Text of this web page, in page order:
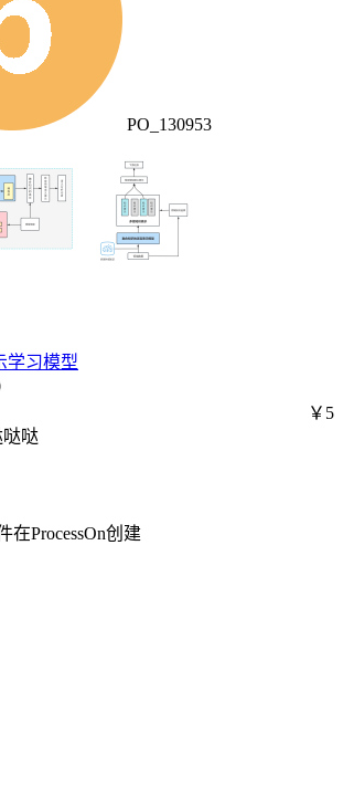
PO_130953
学习模型
哒哒
￥5
在ProcessOn创建